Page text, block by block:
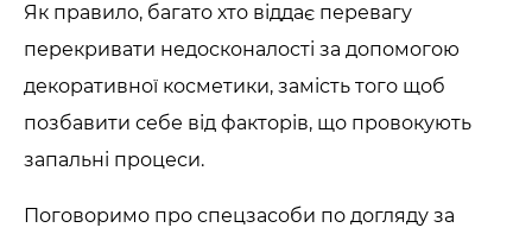
Олія для обличчя
Сонцезахисний крем
Набори косметики
Як правило, багато хто віддає перевагу
перекривати недосконалості за допомогою
декоративної косметики, замість того щоб
позбавити себе від факторів, що провокують
запальні процеси.
Поговоримо про спецзасоби по догляду за